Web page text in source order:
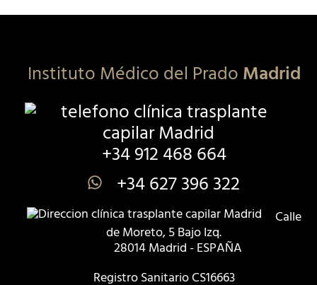
Instituto Médico del PradoMadrid
+34 912 468 664
+34 627 396 322
Calle
de Moreto, 5 Bajo Izq.
28014 Madrid - ESPAÑA
Registro Sanitario CS16663